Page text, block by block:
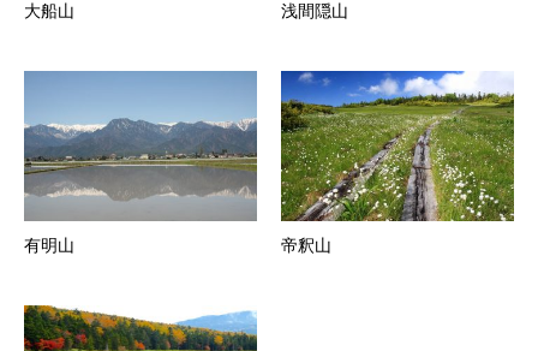
大船山 浅間隠山
有明山 帝釈山